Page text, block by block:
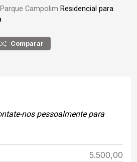
Parque Campolim Residencial para
Comparar
nos pessoalmente para
5.500,00